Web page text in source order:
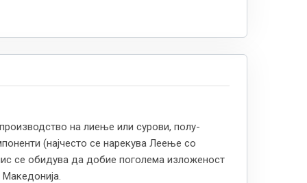
на лиење или сурови, полу-
(најчесто се нарекува Леење со
се обидува да добие поголема изложеност